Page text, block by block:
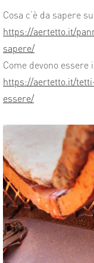
Cosa c’è da sapere
https://aertetto.it/
sapere/
Come devono
https://aertetto.it/
essere/